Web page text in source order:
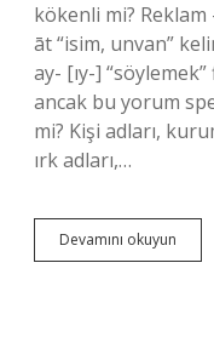
kökenli mi?
āt “isim, unvan”
ay- [ıy-]
ancak bu yorum
mi? Kişi adları,
ırk adları,…
Devamını okuyun
Türkçe